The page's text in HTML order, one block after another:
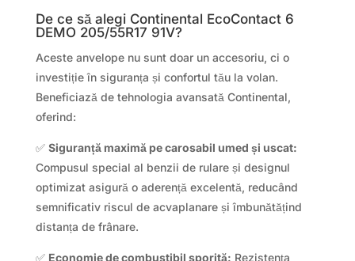
De ce să alegi Continental EcoContact 6
DEMO 205/55R17 91V?
Aceste anvelope nu sunt doar un accesoriu, ci o
investiție în siguranța și confortul tău la volan.
Beneficiază de tehnologia avansată Continental,
oferind:
✅ Siguranță maximă pe carosabil umed și uscat:
Compusul special al benzii de rulare și designul
optimizat asigură o aderență excelentă, reducând
semnificativ riscul de acvaplanare și îmbunătățind
distanța de frânare.
✅ Economie de combustibil sporită: Rezistența